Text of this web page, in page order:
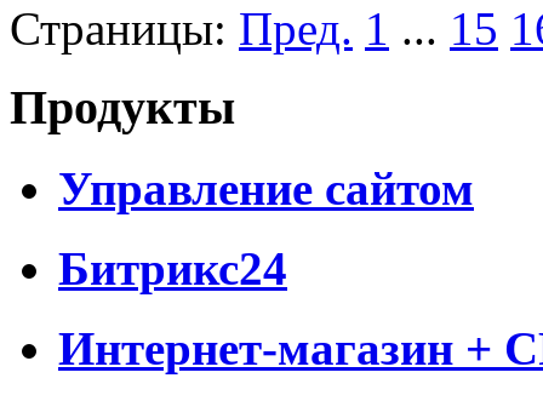
Страницы: Пред. 1 ... 15
Продукты
Управление сайтом
Битрикс24
Интернет-магазин +